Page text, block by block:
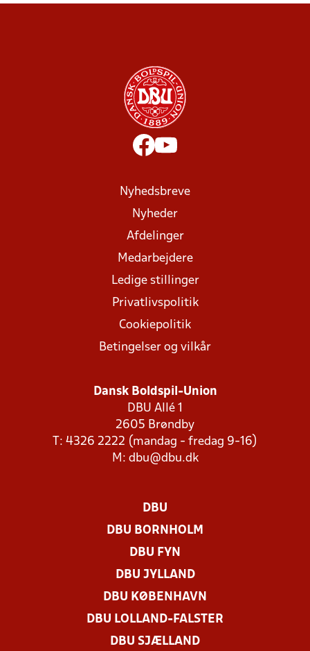
Nyhedsbreve
Nyheder
Afdelinger
Medarbejdere
Ledige stillinger
Privatlivspolitik
Cookiepolitik
Betingelser og vilkår
Dansk Boldspil-Union
DBU Allé 1
2605 Brøndby
T: 4326 2222 (mandag - fredag 9-16)
M: dbu@dbu.dk
DBU
DBU BORNHOLM
DBU FYN
DBU JYLLAND
DBU KØBENHAVN
DBU LOLLAND-FALSTER
DBU SJÆLLAND